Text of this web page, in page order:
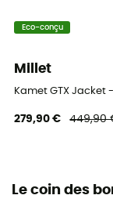
Eco-conçu
Millet
Kamet GTX Jacket
279,90 € 449,90
Le coin des